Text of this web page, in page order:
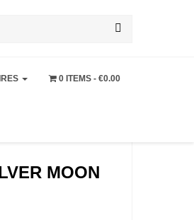
0 ITEMS €0.00
MOON